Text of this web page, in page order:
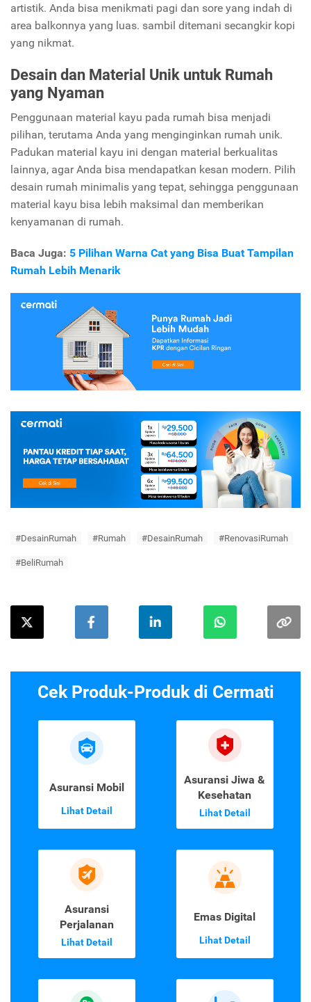
artistik. Anda bisa menikmati pagi dan sore yang indah di
area balkonnya yang luas. sambil ditemani secangkir kopi
yang nikmat.
Desain dan Material Unik untuk Rumah
yang Nyaman
Penggunaan material kayu pada rumah bisa menjadi
pilihan, terutama Anda yang menginginkan rumah unik.
Padukan material kayu ini dengan material berkualitas
lainnya, agar Anda bisa mendapatkan kesan modern. Pilih
desain rumah minimalis yang tepat, sehingga penggunaan
material kayu bisa lebih maksimal dan memberikan
kenyamanan di rumah.
Baca Juga: 5 Pilihan Warna Cat yang Bisa Buat Tampilan
Rumah Lebih Menarik
#DesainRumah #Rumah #DesainRumah #RenovasiRumah
#BeliRumah
Cek Produk-Produk di Cermati
Asuransi Mobil
Lihat Detail
Asuransi Jiwa &
Kesehatan
Lihat Detail
Asuransi
Perjalanan
Lihat Detail
Emas Digital
Lihat Detail